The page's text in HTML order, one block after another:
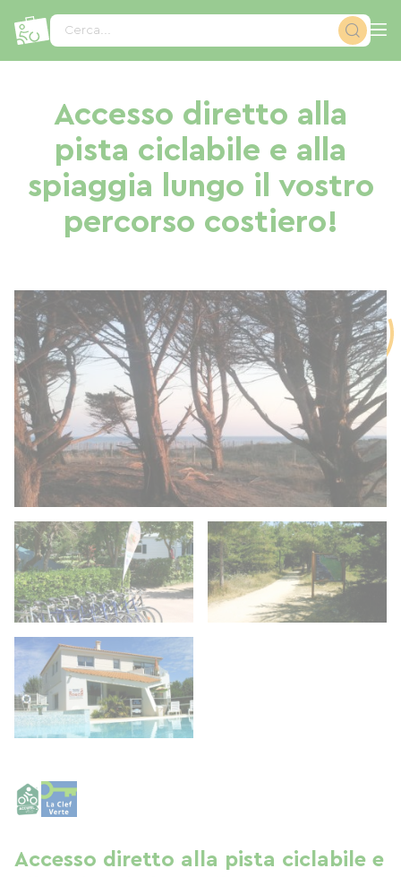
Cerca...
Accesso diretto alla
pista ciclabile e alla
spiaggia lungo il vostro
percorso costiero!
Accesso diretto alla pista ciclabile e
Pannello di gestione dei cookies